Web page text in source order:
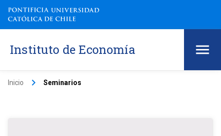
Instituto de Economía
Inicio keyboard_arrow_right Seminarios